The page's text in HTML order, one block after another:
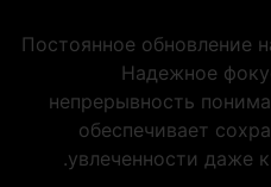
Постоянное обновление
Надежное
непрерывность
обеспечивает
увлеченности даже